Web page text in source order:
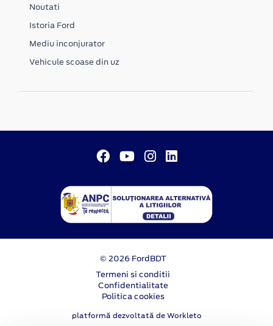
Noutati
Istoria Ford
Mediu inconjurator
Vehicule scoase din uz
© 2026 FordBDT
Termeni si conditii
Confidentialitate
Politica cookies
platformă dezvoltată de Workleto